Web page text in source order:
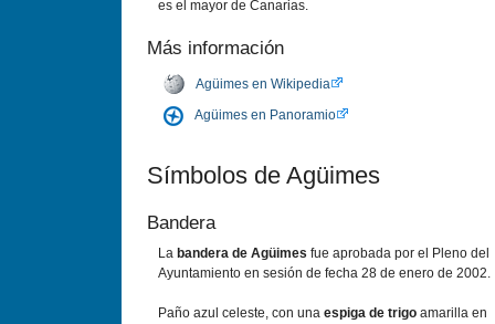
es el mayor de Canarias.
Más información
Agüimes en Wikipedia
Agüimes en Panoramio
Sí­mbolos de Agüimes
Bandera
La bandera de Agüimes fue aprobada por el Pleno del
Ayuntamiento en sesión de fecha 28 de enero de 2002.
Paño azul celeste, con una espiga de trigo amarilla en